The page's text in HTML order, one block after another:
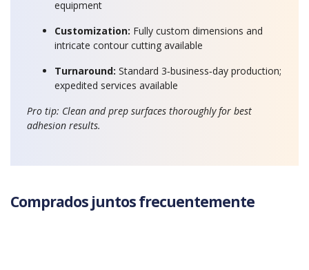
equipment
Customization: Fully custom dimensions and
intricate contour cutting available
Turnaround: Standard 3‑business‑day production;
expedited services available
Pro tip: Clean and prep surfaces thoroughly for best
adhesion results.
Comprados juntos frecuentemente